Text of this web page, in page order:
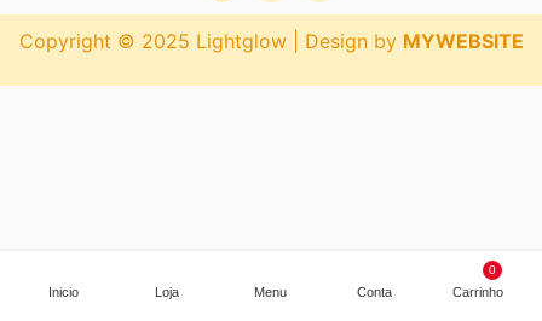
Inicio Loja Menu Conta
0
Carrinho
Copyright © 2025 Lightglow | Design by MYWEBSITE